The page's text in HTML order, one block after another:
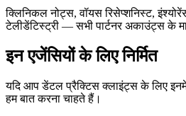
क्लिनिकल नोट्स, वॉयस रिसेप्शनिस्ट,
टेलीडेंटिस्ट्री — सभी पार्टनर अकाउंट्स के
इन एजेंसियों के लिए निर्मित
यदि आप डेंटल प्रैक्टिस क्लाइंट्स के लिए
हम बात करना चाहते हैं।